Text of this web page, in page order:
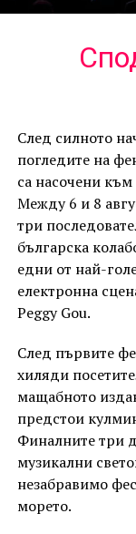
След силното
погледите на
са насочени
Между 6 и 8
три
българска
едни от най-
електронна
Peggy Gou.
След първите
хиляди
мащабното
предстои
Финалните три
музикални
незабравимо
морето.